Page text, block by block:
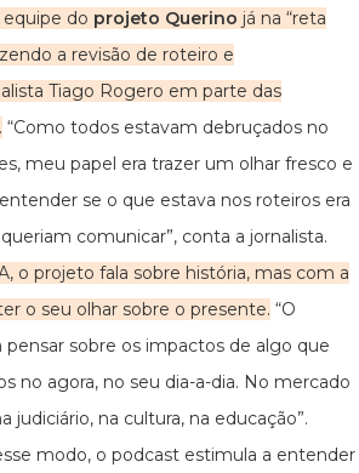
do projeto Querino já na “reta
a revisão de roteiro e
Tiago Rogero em parte das
“Como todos estavam debruçados no
meu papel era trazer um olhar fresco e
se o que estava nos roteiros era
comunicar”, conta a jornalista.
o projeto fala sobre história, mas com a
o seu olhar sobre o presente. “O
sobre os impactos de algo que
no agora, no seu dia-a-dia. No mercado
judiciário, na cultura, na educação”.
modo, o podcast estimula a entender